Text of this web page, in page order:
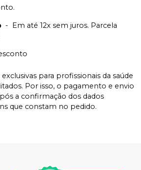
- Em até 12x sem juros. Parcela
para profissionais da saúde
Por isso, o pagamento e envio
a confirmação dos dados
que constam no pedido.